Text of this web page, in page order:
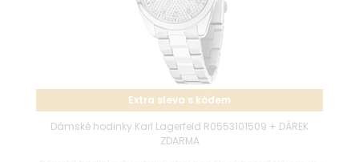
Extra sleva s kódem
Dámské hodinky Karl Lagerfeld R0553101509 + DÁREK
ZDARMA